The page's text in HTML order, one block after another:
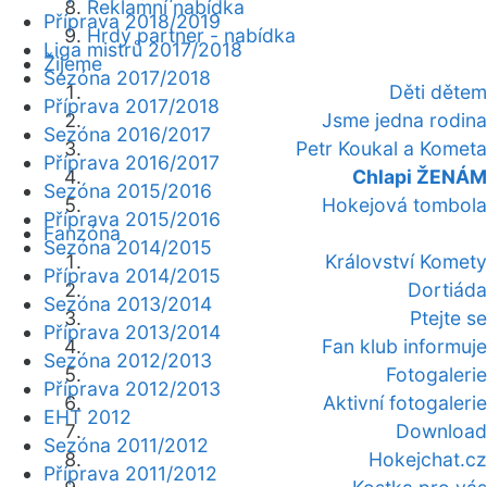
Reklamní nabídka
Hrdý partner - nabídka
Žijeme
Děti dětem
Jsme jedna rodina
Petr Koukal a Kometa
Chlapi ŽENÁM
Hokejová tombola
Fanzóna
Království Komety
Dortiáda
Ptejte se
Fan klub informuje
Fotogalerie
Aktivní fotogalerie
Download
Hokejchat.cz
Příprava 2018/2019
Liga mistrů 2017/2018
Sezóna 2017/2018
Příprava 2017/2018
Sezóna 2016/2017
Příprava 2016/2017
Sezóna 2015/2016
Příprava 2015/2016
Sezóna 2014/2015
Příprava 2014/2015
Sezóna 2013/2014
Příprava 2013/2014
Sezóna 2012/2013
Příprava 2012/2013
EHT 2012
Sezóna 2011/2012
Příprava 2011/2012